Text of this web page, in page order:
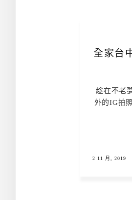
全家台
趁在不老
外的IG拍
2 11 月, 2019